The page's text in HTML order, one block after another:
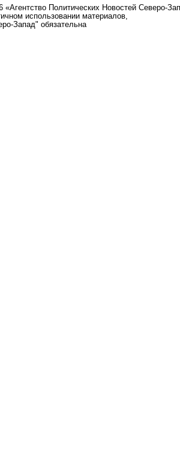
«Агентство Политических Новостей Северо-
использовании материалов,
Запад" обязательна